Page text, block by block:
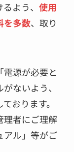
よう、 使用
を多数、取り
源が必要と
ないよう、
おります。
理者にご理解
アル」等がご